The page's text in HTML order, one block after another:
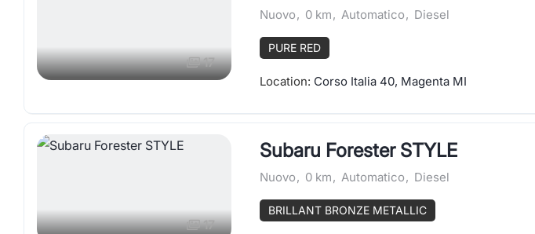
17
Nuovo, 0 km, Automatico, Diesel
PURE RED
Location: Corso Italia 40, Magenta MI
17
Subaru Forester STYLE
Nuovo, 0 km, Automatico, Diesel
BRILLANT BRONZE METALLIC